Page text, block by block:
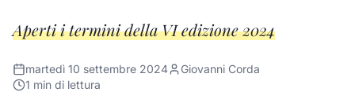
Aperti i termini della VI edizione 2024
martedì 10 settembre 2024
Giovanni Corda
1 min di lettura